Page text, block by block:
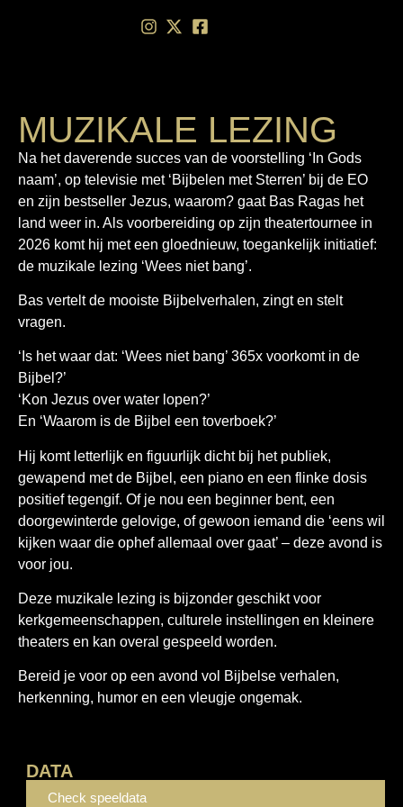
MUZIKALE LEZING
Na het daverende succes van de voorstelling ‘In Gods
naam’, op televisie met ‘Bijbelen met Sterren’ bij de EO
en zijn bestseller Jezus, waarom? gaat Bas Ragas het
land weer in. Als voorbereiding op zijn theatertournee in
2026 komt hij met een gloednieuw, toegankelijk initiatief:
de muzikale lezing ‘Wees niet bang’.
Bas vertelt de mooiste Bijbelverhalen, zingt en stelt
vragen.
‘Is het waar dat: ‘Wees niet bang’ 365x voorkomt in de
Bijbel?’
‘Kon Jezus over water lopen?’
En ‘Waarom is de Bijbel een toverboek?’
Hij komt letterlijk en figuurlijk dicht bij het publiek,
gewapend met de Bijbel, een piano en een flinke dosis
positief tegengif. Of je nou een beginner bent, een
doorgewinterde gelovige, of gewoon iemand die ‘eens wil
kijken waar die ophef allemaal over gaat’ – deze avond is
voor jou.
Deze muzikale lezing is bijzonder geschikt voor
kerkgemeenschappen, culturele instellingen en kleinere
theaters en kan overal gespeeld worden.
Bereid je voor op een avond vol Bijbelse verhalen,
herkenning, humor en een vleugje ongemak.
DATA
Check speeldata